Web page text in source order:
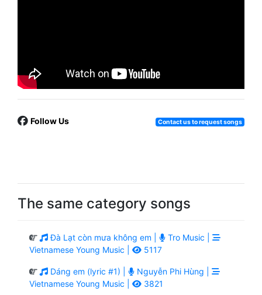
Follow Us Contact us to request songs
The same category songs
Đà Lạt còn mưa không em |
Tro Music |
Vietnamese Young Music |
5117
Dáng em (lyric #1) |
Nguyễn Phi Hùng |
Vietnamese Young Music |
3821